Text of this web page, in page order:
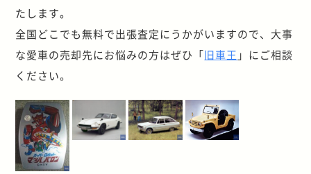
たします。
全国どこでも無料で出張査定にうかがいますので、大事
な愛車の売却先にお悩みの方はぜひ「旧車王 」にご相談
ください。